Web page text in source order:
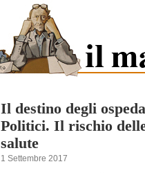
Il destino degli
Politici. Il rischio
salute
1 Settembre 2017